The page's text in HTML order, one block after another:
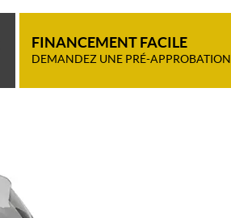
FINANCEMENT FACILE
DEMANDEZ UNE PRÉ-APPROBATION